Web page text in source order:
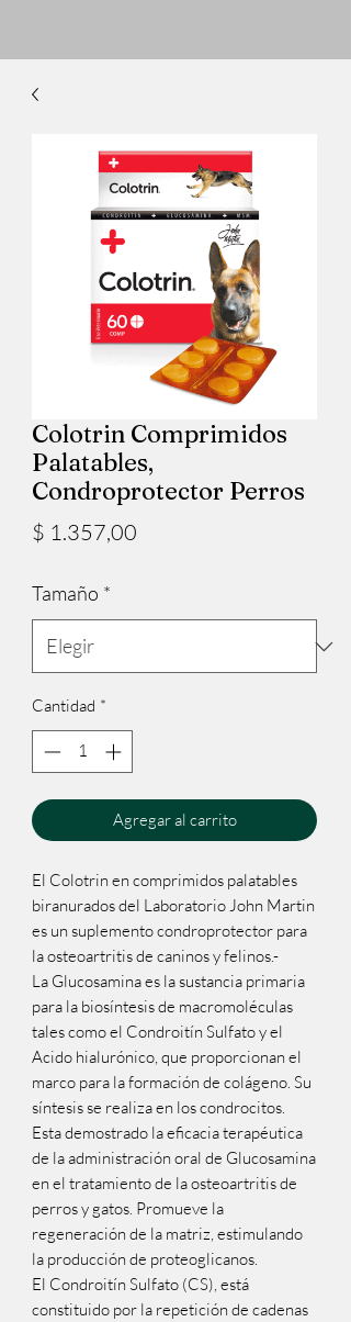
Colotrin Comprimidos
Palatables,
Condroprotector Perros
$ 1.357,00
Tamaño *
Cantidad *
Agregar al carrito
El Colotrin en comprimidos palatables
biranurados del Laboratorio John Martin
es un suplemento condroprotector para
la osteoartritis de caninos y felinos.-
La Glucosamina es la sustancia primaria
para la biosíntesis de macromoléculas
tales como el Condroitín Sulfato y el
Acido hialurónico, que proporcionan el
marco para la formación de colágeno. Su
síntesis se realiza en los condrocitos.
Esta demostrado la eficacia terapéutica
de la administración oral de Glucosamina
en el tratamiento de la osteoartritis de
perros y gatos. Promueve la
regeneración de la matriz, estimulando
la producción de proteoglicanos.
El Condroitín Sulfato (CS), está
constituido por la repetición de cadenas